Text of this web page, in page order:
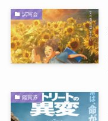
試写会
鑑賞券